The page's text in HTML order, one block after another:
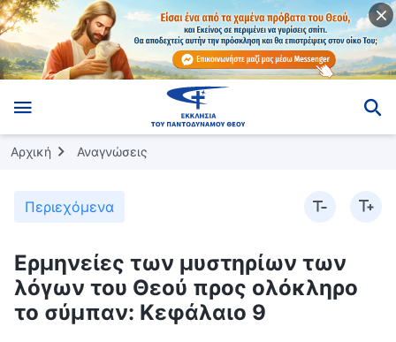
Αρχική Αναγνώσεις
Περιεχόμενα
Ερμηνείες των μυστηρίων των
λόγων του Θεού προς ολόκληρο
το σύμπαν: Κεφάλαιο 9